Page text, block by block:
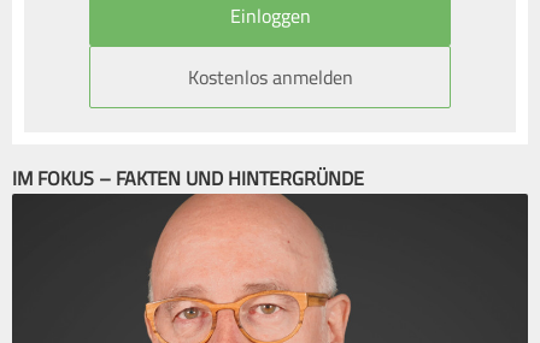
Kostenlos anmelden
IM FOKUS – FAKTEN UND HINTERGRÜNDE